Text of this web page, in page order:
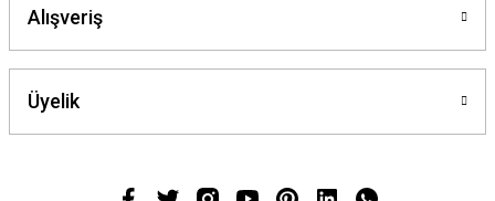
Alışveriş
Üyelik